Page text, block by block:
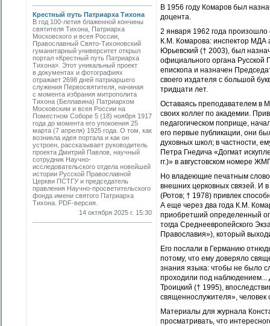
Крестный путь Патриарха Тихона
В год 100-летия блаженной кончины
святителя Тихона, Патриарха
Московского и всея России,
Православный Свято-Тихоновский
гуманитарный университет открыл
портал «Крестный путь Патриарха
Тихона». Этот уникальный проект
в документах и фотографиях
отражает 2698 дней патриаршего
служения Первосвятителя, начиная
с момента избрания митрополита
Тихона (Беллавина) Патриархом
Московским и всея России на
Поместном Соборе 5 (18) ноября 1917
года до момента его упокоения 25
марта (7 апреля) 1925 года. О том, как
возникла идея портала и как он
устроен, рассказывает руководитель
проекта Дмитрий Павлов, научный
сотрудник Научно-
исследовательского отдела новейшей
истории Русской Православной
Церкви ПСТГУ и председатель
правления Научно-просветительского
фонда имени святого Патриарха
Тихона. PDF-версия.
14 октября 2025 г. 15:30
В 1956 году Комаров был
доцента.
2 января 1962 года произошло
К.М. Комарова: инспектор МДА
Юрьевский († 2003), был
официального органа Русской
епископа и назначен
своего издателя с большой
тридцати лет.
Оставаясь преподавателем в
своих коллег по академии.
педагогическом поприще,
его первые публикации, они
духовных школ; в частности,
Петра Гнедича «Догмат
гг.)» в августовском номере
Но владеющие печатным
внешних церковных связей. И
(Ротов; † 1978) привлек
А еще через два года К.М.
приобретший определенный
тогда Среднеевропейского
Православия»), который
Его послали в Германию
потому, что ему доверяло
знания языка: чтобы не было
проходили под наблюдением...
Троицкий († 1995),
священнослужителя», человек
Материалы для журнала
просматривать, что